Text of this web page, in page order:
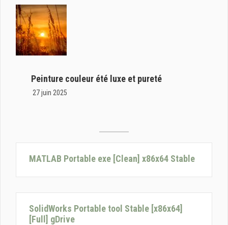
Peinture couleur été luxe et pureté
27 juin 2025
MATLAB Portable exe [Clean] x86x64 Stable
SolidWorks Portable tool Stable [x86x64]
[Full] gDrive